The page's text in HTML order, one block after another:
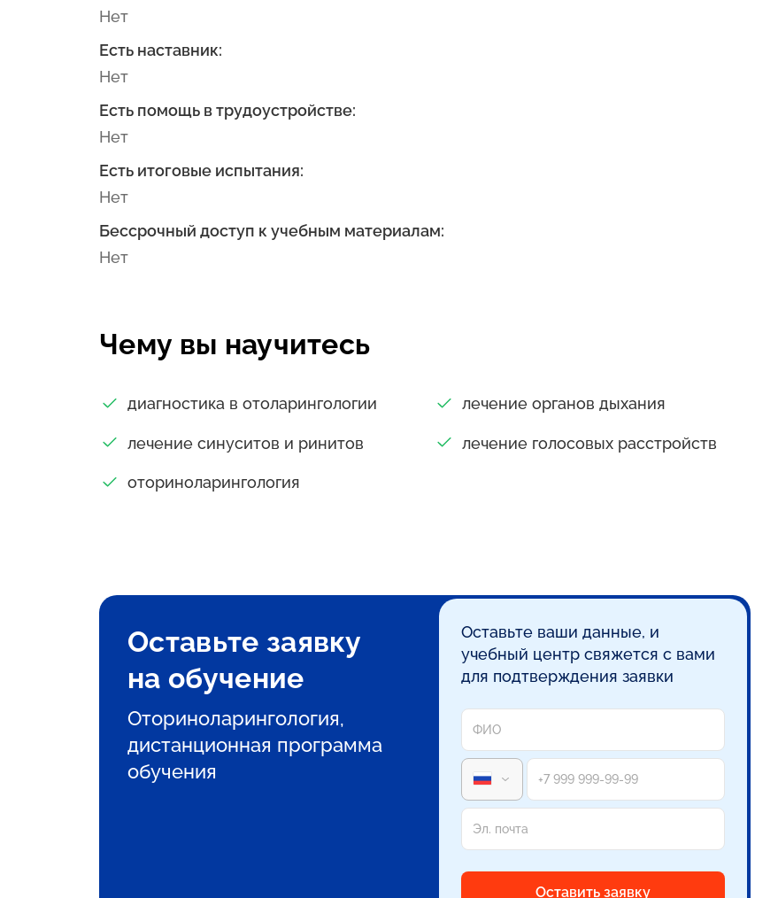
Нет
Есть наставник:
Нет
Есть помощь в трудоустройстве:
Нет
Есть итоговые испытания:
Нет
Бессрочный доступ к учебным материалам:
Нет
Чему вы научитесь
диагностика в отоларингологии лечение органов дыхания
лечение синуситов и ринитов лечение голосовых расстройств
оториноларингология
Оставьте заявку
на обучение
Оториноларингология,
дистанционная программа
обучения
Оставьте ваши данные, и
учебный центр свяжется с вами
для подтверждения заявки
Оставить заявку